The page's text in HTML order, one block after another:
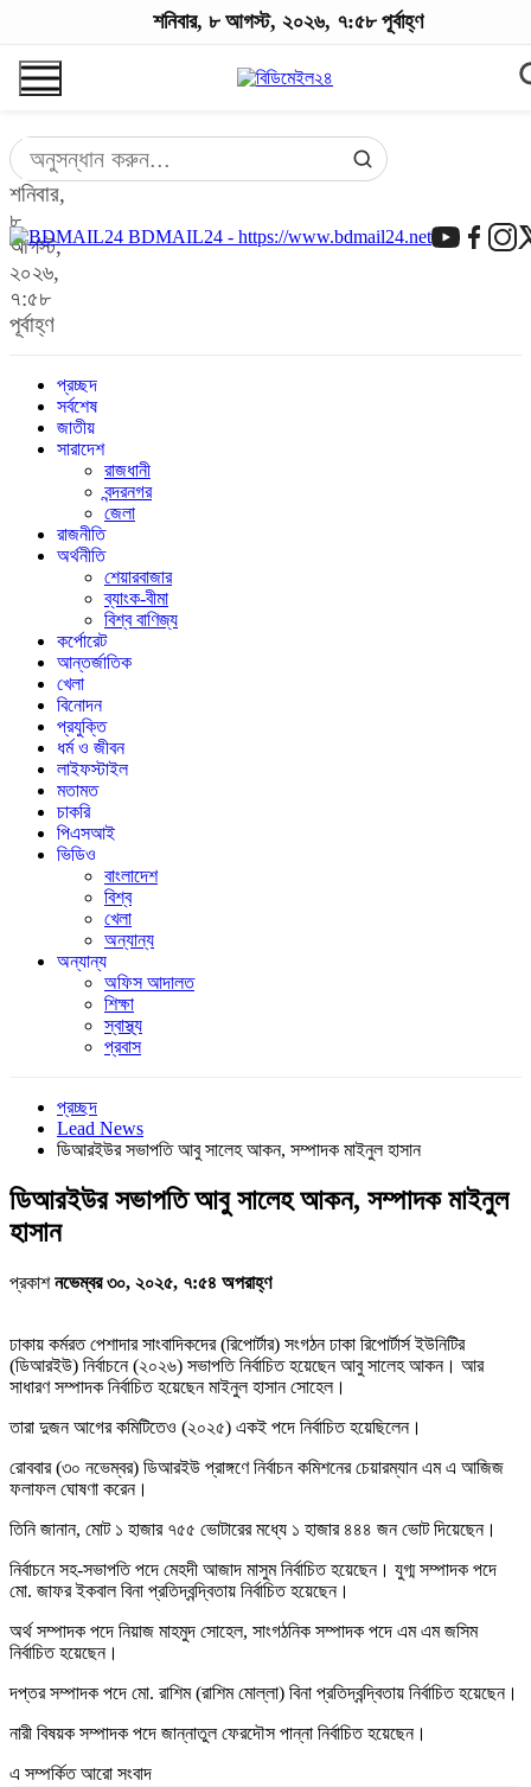
শনিবার,
৮
আগস্ট,
২০২৬,
৭:৫৮
পূর্বাহ্ণ
BDMAIL24 - https://www.bdmail24.net
প্রচ্ছদ
সর্বশেষ
জাতীয়
সারাদেশ
রাজধানী
বন্দরনগর
জেলা
রাজনীতি
অর্থনীতি
শেয়ারবাজার
ব্যাংক-বীমা
বিশ্ব বাণিজ্য
কর্পোরেট
আন্তর্জাতিক
খেলা
বিনোদন
প্রযুক্তি
ধর্ম ও জীবন
লাইফস্টাইল
মতামত
চাকরি
পিএসআই
ভিডিও
বাংলাদেশ
বিশ্ব
খেলা
অন্যান্য
অন্যান্য
অফিস আদালত
শিক্ষা
স্বাস্থ্য
প্রবাস
শনিবার, ৮ আগস্ট, ২০২৬, ৭:৫৮ পূর্বাহ্ণ
প্রচ্ছদ
Lead News
ডিআরইউর সভাপতি আবু সালেহ আকন, সম্পাদক মাইনুল হাসান
ডিআরইউর সভাপতি আবু সালেহ আকন, সম্পাদক মাইনুল
হাসান
প্রকাশনভেম্বর ৩০, ২০২৫, ৭:৫৪ অপরাহ্ণ
ঢাকায় কর্মরত পেশাদার সাংবাদিকদের (রিপোর্টার) সংগঠন ঢাকা রিপোর্টার্স ইউনিটির
(ডিআরইউ) নির্বাচনে (২০২৬) সভাপতি নির্বাচিত হয়েছেন আবু সালেহ আকন। আর
সাধারণ সম্পাদক নির্বাচিত হয়েছেন মাইনুল হাসান সোহেল।
তারা দুজন আগের কমিটিতেও (২০২৫) একই পদে নির্বাচিত হয়েছিলেন।
রোববার (৩০ নভেম্বর) ডিআরইউ প্রাঙ্গণে নির্বাচন কমিশনের চেয়ারম্যান এম এ আজিজ
ফলাফল ঘোষণা করেন।
তিনি জানান, মোট ১ হাজার ৭৫৫ ভোটারের মধ্যে ১ হাজার ৪৪৪ জন ভোট দিয়েছেন।
নির্বাচনে সহ-সভাপতি পদে মেহদী আজাদ মাসুম নির্বাচিত হয়েছেন। যুগ্ম সম্পাদক পদে
মো. জাফর ইকবাল বিনা প্রতিদ্বন্দ্বিতায় নির্বাচিত হয়েছেন।
অর্থ সম্পাদক পদে নিয়াজ মাহমুদ সোহেল, সাংগঠনিক সম্পাদক পদে এম এম জসিম
নির্বাচিত হয়েছেন।
দপ্তর সম্পাদক পদে মো. রাশিম (রাশিম মোল্লা) বিনা প্রতিদ্বন্দ্বিতায় নির্বাচিত হয়েছেন।
নারী বিষয়ক সম্পাদক পদে জান্নাতুল ফেরদৌস পান্না নির্বাচিত হয়েছেন।
এ সম্পর্কিত আরো সংবাদ